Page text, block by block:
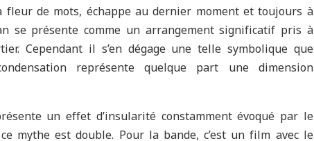
fleur de mots, échappe au dernier moment et toujours à
se présente comme un arrangement significatif pris à
Cependant il s’en dégage une telle symbolique que
représente quelque part une dimension
un effet d’insularité constamment évoqué par le
mythe est double. Pour la bande, c’est un film avec le